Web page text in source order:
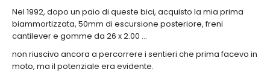
Nel 1992, dopo un paio di queste bici, acquisto la mia prima
biammortizzata, 50mm di escursione posteriore, freni
cantilever e gomme da 26 x 2.00 ...
non riuscivo ancora a percorrere i sentieri che prima facevo in
moto, ma il potenziale era evidente.